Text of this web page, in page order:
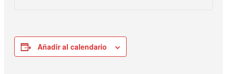
Añadir al calendario